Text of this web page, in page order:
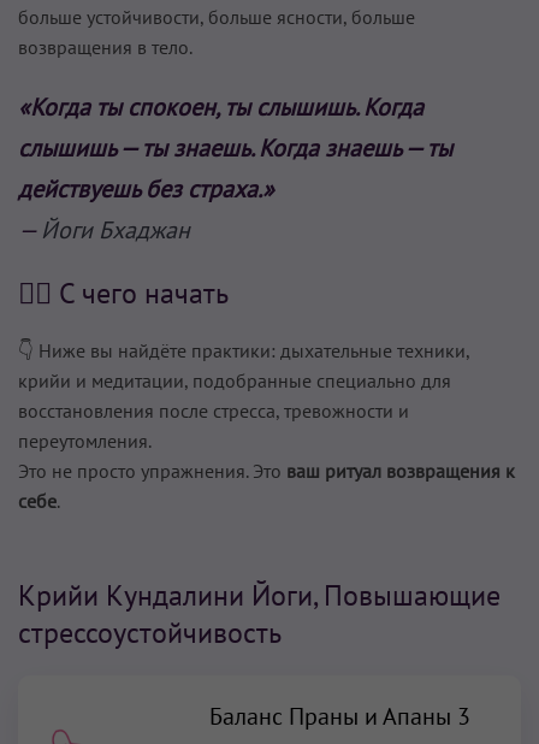
больше устойчивости, больше ясности, больше
возвращения в тело.
«Когда ты спокоен, ты слышишь. Когда
слышишь — ты знаешь. Когда знаешь — ты
действуешь без страха.»
—Йоги Бхаджан
🧘‍♂️ С чего начать
👇 Ниже вы найдёте практики: дыхательные техники,
крийи и медитации, подобранные специально для
восстановления после стресса, тревожности и
переутомления.
Это не просто упражнения. Это ваш ритуал возвращения к
себе.
Крийи Кундалини Йоги, Повышающие
стрессоустойчивость
Баланс Праны и Апаны 3